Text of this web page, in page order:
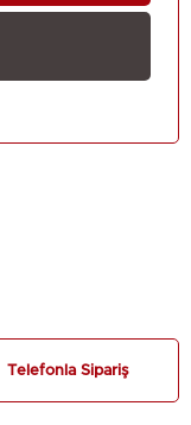
Telefonla Sipariş